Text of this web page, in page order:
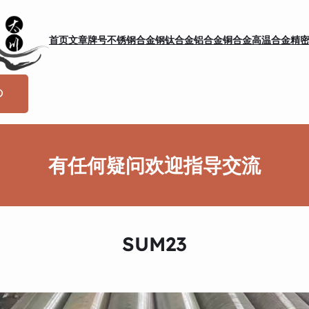
首页文章牌号不锈钢合金钢钛合金铝合金铜合金高温合金精
有任何疑问欢迎指导交流
SUM23